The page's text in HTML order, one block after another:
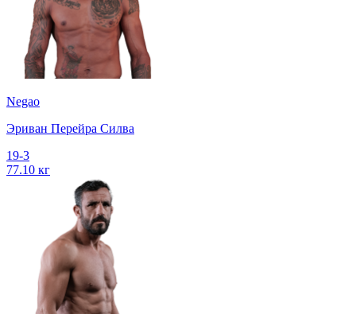
Negao
Эриван Перейра Силва
19-3
77.10 кг